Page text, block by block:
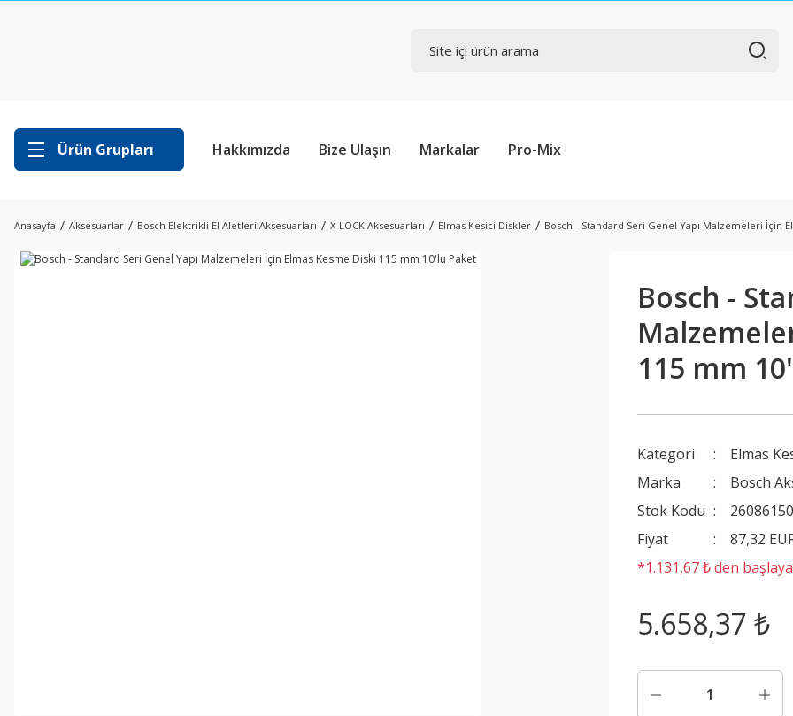
Ürün Grupları Hakkımızda Bize Ulaşın Markalar Pro-Mix
Anasayfa Aksesuarlar Bosch Elektrikli El Aletleri Aksesuarları X-LOCK Aksesuarları Elmas Kesici Diskler Bosch - Standard Seri Genel Yapı Malzemeleri İçin
Bosch -
115 mm
Kategori
Elmas
Marka
Bosch
Stok Kodu
Fiyat
87,32
*1.131,67 ₺ den
5.658,37 ₺